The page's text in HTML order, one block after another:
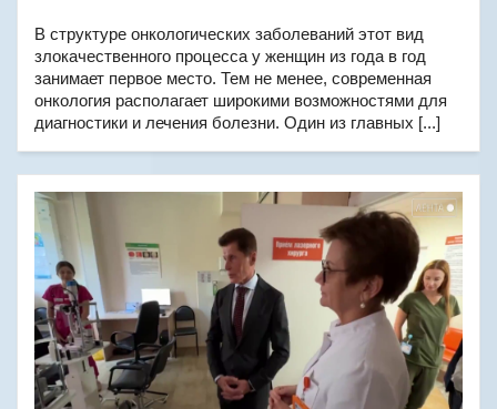
В структуре онкологических заболеваний этот вид
злокачественного процесса у женщин из года в год
занимает первое место. Тем не менее, современная
онкология располагает широкими возможностями для
диагностики и лечения болезни. Один из главных [...]